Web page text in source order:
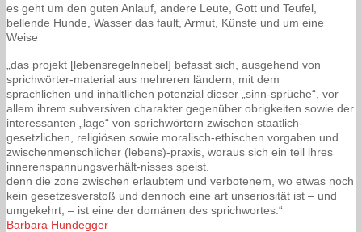
es geht um den guten Anlauf, andere Leute, Gott und Teufel,
bellende Hunde, Wasser das fault, Armut, Künste und um eine
Weise
„das projekt [lebensregelnnebel] befasst sich, ausgehend von
sprichwörter-material aus mehreren ländern, mit dem
sprachlichen und inhaltlichen potenzial dieser „sinn-sprüche“, vor
allem ihrem subversiven charakter gegenüber obrigkeiten sowie der
interessanten „lage“ von sprichwörtern zwischen staatlich-
gesetzlichen, religiösen sowie moralisch-ethischen vorgaben und
zwischenmenschlicher (lebens)-praxis, woraus sich ein teil ihres
innerenspannungsverhält-nisses speist.
denn die zone zwischen erlaubtem und verbotenem, wo etwas noch
kein gesetzesverstoß und dennoch eine art unseriosität ist – und
umgekehrt, – ist eine der domänen des sprichwortes.“
Barbara Hundegger